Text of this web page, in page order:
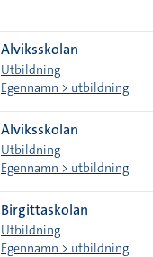
Alviksskolan
Utbildning
Egennamn > utbildning
Alviksskolan
Utbildning
Egennamn > utbildning
Birgittaskolan
Utbildning
Egennamn > utbildning